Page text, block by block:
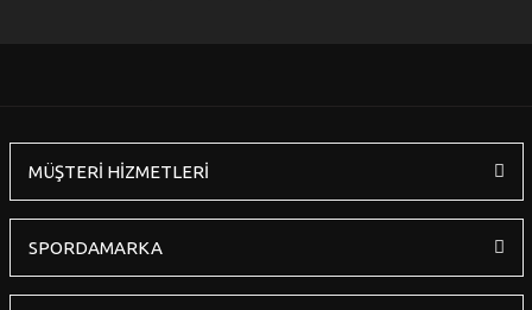
MÜŞTERİ HİZMETLERİ
SPORDAMARKA